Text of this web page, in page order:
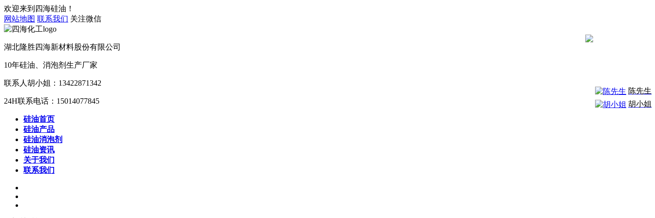
欢迎来到四海硅油！
网站地图 联系我们 关注微信
湖北隆胜四海新材料股份有限公司
10年硅油、消泡剂 生产厂家
联系人胡小姐： 13422871342
24H联系电话： 15014077845
硅油首页
硅油产品
硅油消泡剂
硅油资讯
关于我们
联系我们
陈先生
胡小姐